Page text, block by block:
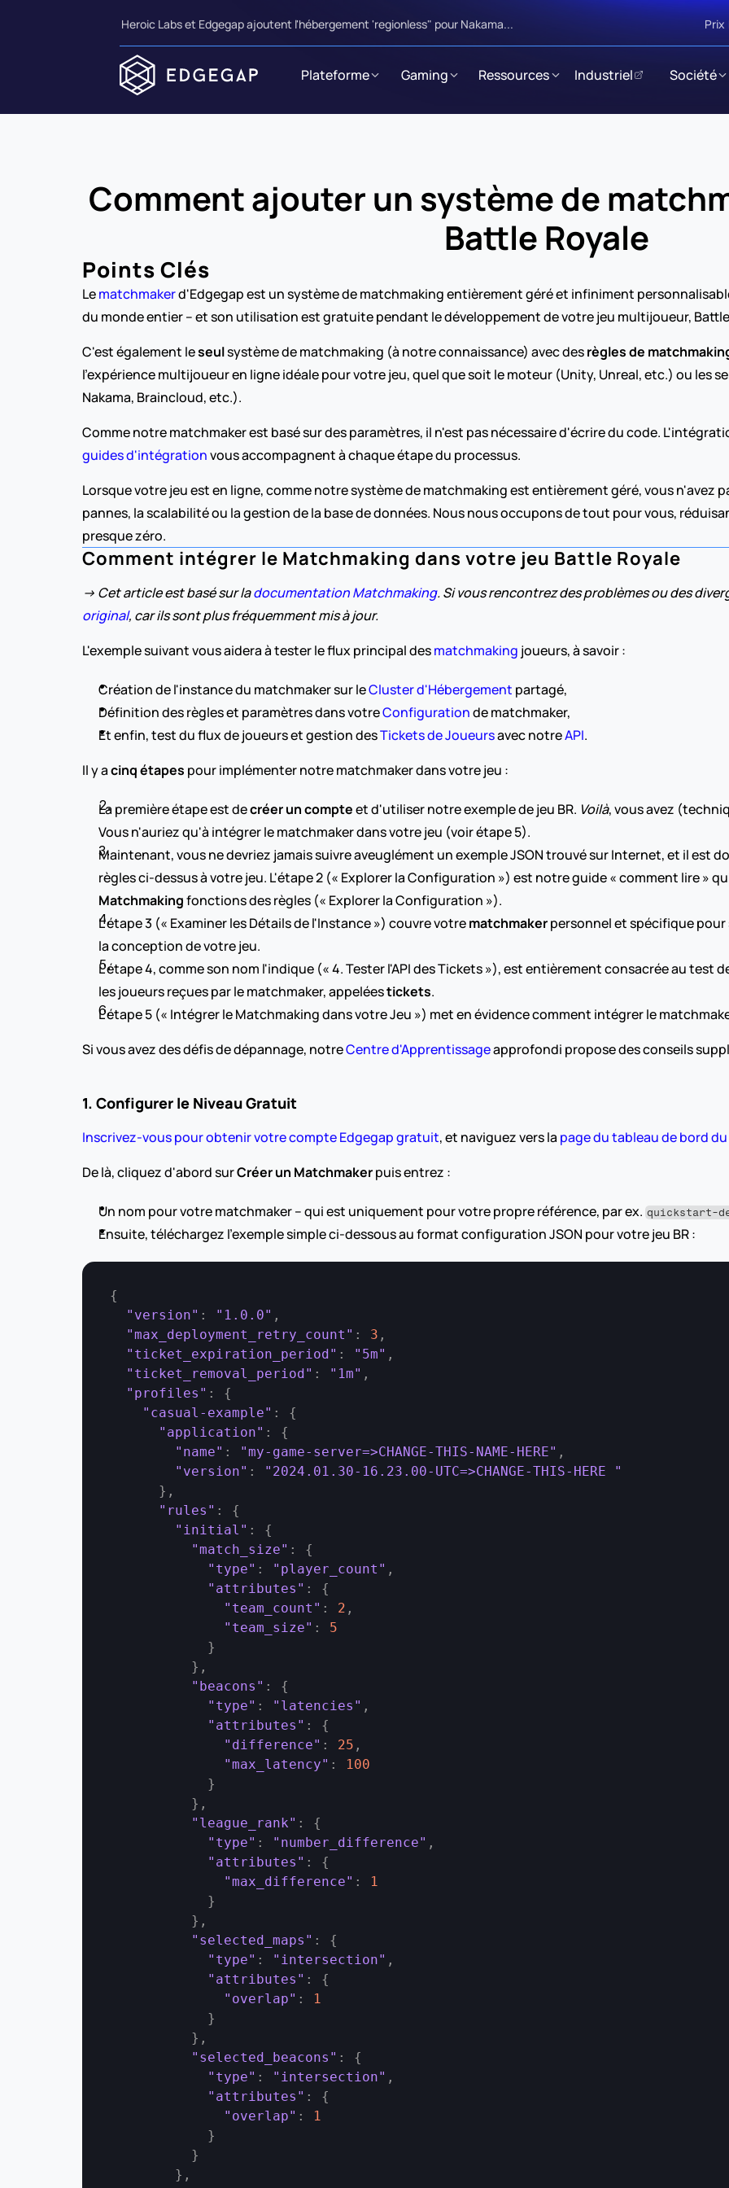
Heroic Labs et Edgegap ajoutent l'hébergement 'regionless" pour Nakama... Prix
Plateforme Gaming Ressources Industriel Société
Comment ajouter un système de
Battle Royale
Points Clés
Le matchmaker d'Edgegap est un système de matchmaking entièrement géré et infiniment
du monde entier – et son utilisation est gratuite pendant le développement de votre jeu multijoueur,
C'est également le seul système de matchmaking (à notre connaissance) avec des règles de
l'expérience multijoueur en ligne idéale pour votre jeu, quel que soit le moteur (Unity, Unreal, etc.) ou les
Nakama, Braincloud, etc.).
guides d'intégration vous accompagnent à chaque étape du processus.
Lorsque votre jeu est en ligne, comme notre système de matchmaking est entièrement géré, vous n'avez
pannes, la scalabilité ou la gestion de la base de données. Nous nous occupons de tout pour vous,
presque zéro.
Comment intégrer le Matchmaking dans votre jeu Battle Royale
-> Cet article est basé sur la documentation Matchmaking. Si vous rencontrez des problèmes ou des
original, car ils sont plus fréquemment mis à jour.
L'exemple suivant vous aidera à tester le flux principal des matchmaking joueurs, à savoir :
Création de l'instance du matchmaker sur le Cluster d'Hébergement partagé,
Définition des règles et paramètres dans votre Configuration de matchmaker,
Et enfin, test du flux de joueurs et gestion des Tickets de Joueurs avec notre API.
Il y a cinq étapes pour implémenter notre matchmaker dans votre jeu :
La première étape est de créer un compte et d'utiliser notre exemple de jeu BR. Voilà, vous avez
Vous n'auriez qu'à intégrer le matchmaker dans votre jeu (voir étape 5).
Maintenant, vous ne devriez jamais suivre aveuglément un exemple JSON trouvé sur Internet, et il est
Matchmaking fonctions des règles (« Explorer la Configuration »).
L'étape 3 (« Examiner les Détails de l'Instance ») couvre votre matchmaker personnel et spécifique
la conception de votre jeu.
L'étape 4, comme son nom l'indique (« 4. Tester l'API des Tickets »), est entièrement consacrée au test
les joueurs reçues par le matchmaker, appelées tickets.
L'étape 5 (« Intégrer le Matchmaking dans votre Jeu ») met en évidence comment intégrer le
Si vous avez des défis de dépannage, notre Centre d'Apprentissage approfondi propose des conseils
1. Configurer le Niveau Gratuit
Inscrivez-vous pour obtenir votre compte Edgegap gratuit, et naviguez vers la page du tableau de bord
De là, cliquez d'abord sur Créer un Matchmaker puis entrez :
Un nom pour votre matchmaker – qui est uniquement pour votre propre référence, par ex. quickstart-
Ensuite, téléchargez l'exemple simple ci-dessous au format configuration JSON pour votre jeu BR :
{
"version" : "1.0.0" ,
"max_deployment_retry_count" : 3 ,
"ticket_expiration_period" : "5m" ,
"ticket_removal_period" : "1m" ,
"profiles" :
{
"casual-example" :
{
"application" :
{
"name" : "my-game-server=>CHANGE-THIS-NAME-HERE" ,
"version" :
"2024.01.30-16.23.00-UTC=>CHANGE-THIS-HERE "
} ,
"rules" :
{
"initial" :
{
"match_size" :
{
"type" : "player_count" ,
"attributes" :
{
"team_count" : 2 ,
"team_size" :
5
}
} ,
"beacons" :
{
"type" : "latencies" ,
"attributes" :
{
"difference" : 25 ,
"max_latency" :
100
}
} ,
"league_rank" :
{
"type" : "number_difference" ,
"attributes" :
{
"max_difference" :
1
}
} ,
"selected_maps" :
{
"type" : "intersection" ,
"attributes" :
{
"overlap" :
1
}
} ,
"selected_beacons" :
{
"type" : "intersection" ,
"attributes" :
{
"overlap" :
1
}
}
} ,